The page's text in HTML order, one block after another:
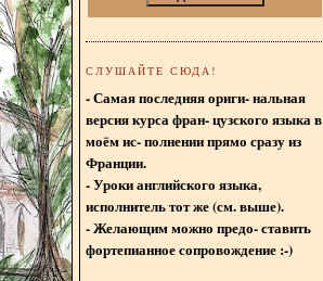
СЛУШАЙТЕ СЮДА!
- Самая последняя ориги- нальная
версия курса фран- цузского языка в
моём ис- полнении прямо сразу из
Франции.
- Уроки английского языка,
исполнитель тот же (см. выше).
- Желающим можно предо- ставить
фортепианное сопровождение :-)